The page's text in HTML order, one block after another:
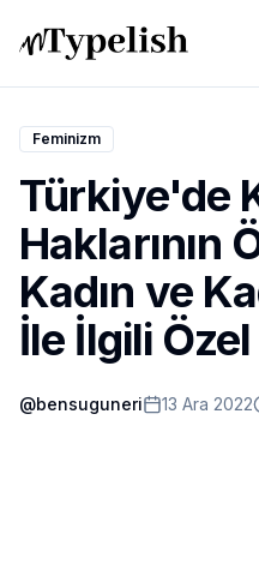
Dünya
Film ve Dizi
Kültür ve Sanat
Sağlık
Siyaset ve Tarih
Feminizm
Türkiye'de
Haklarının
Kadın ve
İle İlgili Özel
@bensuguneri 13 Ara 2022